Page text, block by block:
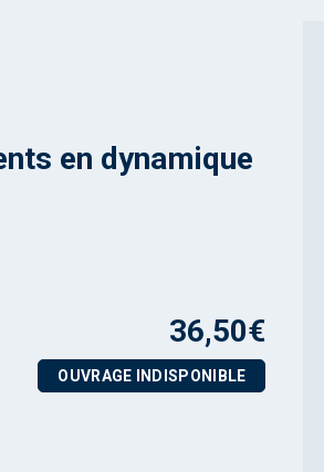
en dynamique
36,50€
OUVRAGE INDISPONIBLE